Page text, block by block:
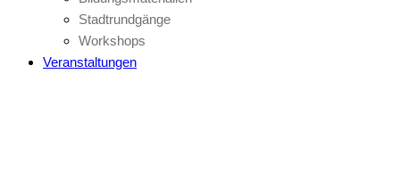
Stadtrundgänge
Workshops
Veranstaltungen